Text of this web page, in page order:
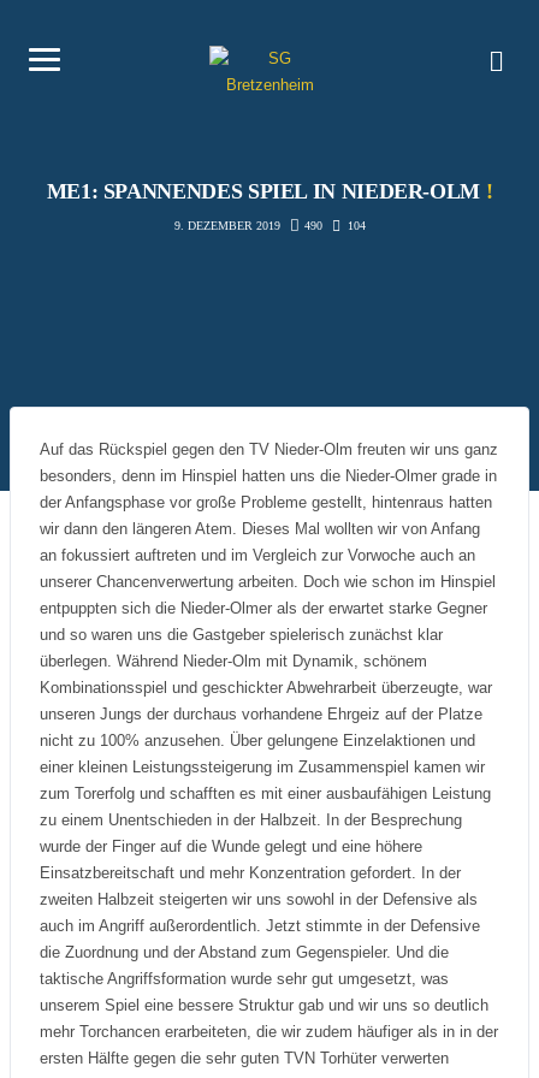
ME1: SPANNENDES SPIEL IN NIEDER-OLM !
9. DEZEMBER 2019 490 104
Auf das Rückspiel gegen den TV Nieder-Olm freuten wir uns ganz
besonders, denn im Hinspiel hatten uns die Nieder-Olmer grade in
der Anfangsphase vor große Probleme gestellt, hintenraus hatten
wir dann den längeren Atem. Dieses Mal wollten wir von Anfang
an fokussiert auftreten und im Vergleich zur Vorwoche auch an
unserer Chancenverwertung arbeiten. Doch wie schon im Hinspiel
entpuppten sich die Nieder-Olmer als der erwartet starke Gegner
und so waren uns die Gastgeber spielerisch zunächst klar
überlegen. Während Nieder-Olm mit Dynamik, schönem
Kombinationsspiel und geschickter Abwehrarbeit überzeugte, war
unseren Jungs der durchaus vorhandene Ehrgeiz auf der Platze
nicht zu 100% anzusehen. Über gelungene Einzelaktionen und
einer kleinen Leistungssteigerung im Zusammenspiel kamen wir
zum Torerfolg und schafften es mit einer ausbaufähigen Leistung
zu einem Unentschieden in der Halbzeit. In der Besprechung
wurde der Finger auf die Wunde gelegt und eine höhere
Einsatzbereitschaft und mehr Konzentration gefordert. In der
zweiten Halbzeit steigerten wir uns sowohl in der Defensive als
auch im Angriff außerordentlich. Jetzt stimmte in der Defensive
die Zuordnung und der Abstand zum Gegenspieler. Und die
taktische Angriffsformation wurde sehr gut umgesetzt, was
unserem Spiel eine bessere Struktur gab und wir uns so deutlich
mehr Torchancen erarbeiteten, die wir zudem häufiger als in in der
ersten Hälfte gegen die sehr guten TVN Torhüter verwerten